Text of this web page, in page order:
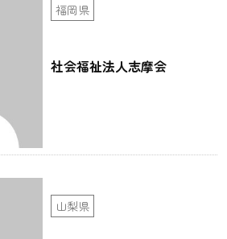
福岡県
社会福祉法人志摩会
山梨県